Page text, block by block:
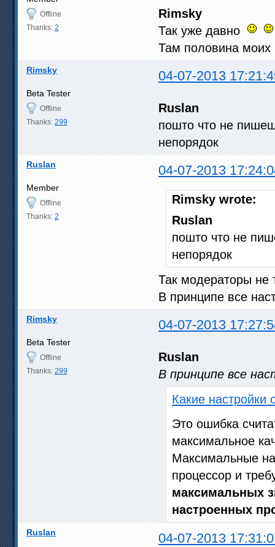
Offline
Thanks: 2
Rimsky
Так уже давно
Там половина
Rimsky 04-07-2013
Beta Tester
Offline
Thanks: 299
Ruslan
пошто что не
непорядок
Ruslan 04-07-2013
Member
Offline
Thanks: 2
Rimsky wrote:
Ruslan
пошто что не
непорядок
Так модераторы не
В принципе все
Rimsky 04-07-2013
Beta Tester
Offline
Thanks: 299
Ruslan
В принципе все
Какие настройки
Это ошибка
максимальное
Максимальные
процессор и
максимальных
настроенных
Ruslan 04-07-2013